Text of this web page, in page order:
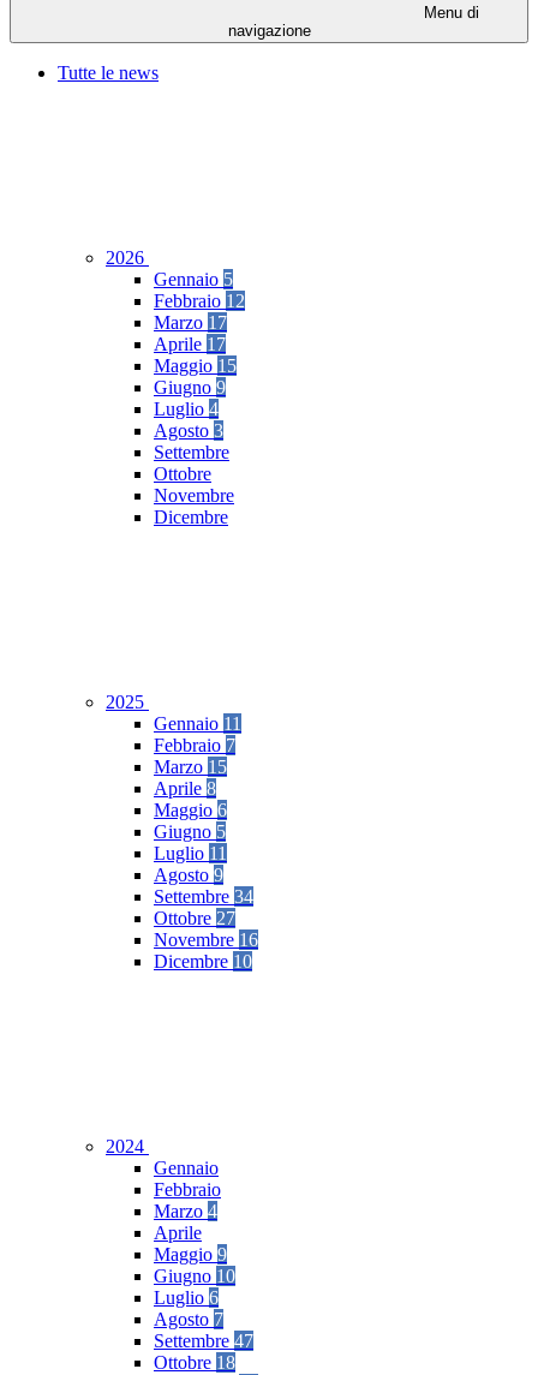
Menu di
navigazione
Tutte le news
2026
Gennaio 5
Febbraio 12
Marzo 17
Aprile 17
Maggio 15
Giugno 9
Luglio 4
Agosto 3
Settembre
Ottobre
Novembre
Dicembre
2025
Gennaio 11
Febbraio 7
Marzo 15
Aprile 8
Maggio 6
Giugno 5
Luglio 11
Agosto 9
Settembre 34
Ottobre 27
Novembre 16
Dicembre 10
2024
Gennaio
Febbraio
Marzo 4
Aprile
Maggio 9
Giugno 10
Luglio 6
Agosto 7
Settembre 47
Ottobre 18